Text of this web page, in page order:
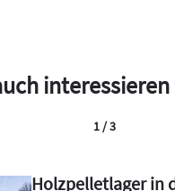
interessieren
Holzpellets: Preis
2 / 3